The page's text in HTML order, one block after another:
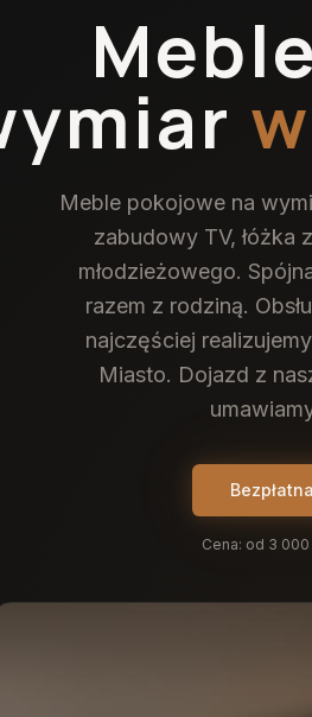
Meble pokojowe na
zabudowy TV, łóżka
młodzieżowego.
razem z rodziną.
najczęściej
Miasto. Dojazd z
Cena: od 3 000